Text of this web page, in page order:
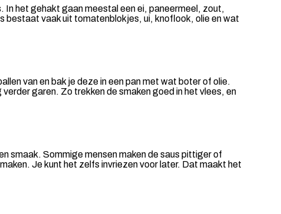
In het gehakt gaan meestal een ei, paneermeel, zout,
bestaat vaak uit tomatenblokjes, ui, knoflook, olie en wat
van en bak je deze in een pan met wat boter of olie.
garen. Zo trekken de smaken goed in het vlees, en
smaak. Sommige mensen maken de saus pittiger of
Je kunt het zelfs invriezen voor later. Dat maakt het